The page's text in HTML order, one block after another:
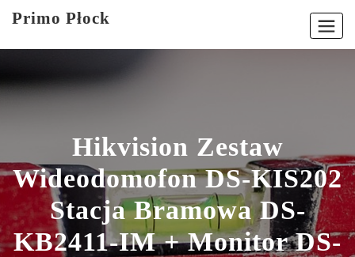
Primo Płock
Hikvision Zestaw
Wideodomofon DS-KIS202
Stacja Bramowa DS-
KB2411-IM + Monitor DS-